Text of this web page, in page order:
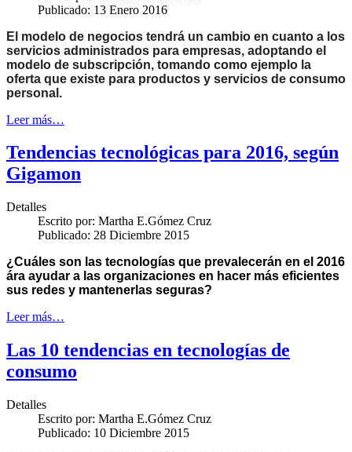
Publicado: 13 Enero 2016
El modelo de negocios tendrá un cambio en cuanto a los
servicios administrados para empresas, adoptando el
modelo de subscripción, tomando como ejemplo la
oferta que existe para productos y servicios de consumo
personal.
Leer más…
Tendencias tecnológicas para 2016, según
Gigamon
Detalles
Escrito por: Martha E.Gómez Cruz
Publicado: 28 Diciembre 2015
¿Cuáles son las tecnologías que prevalecerán en el 2016
ára ayudar a las organizaciones en hacer más eficientes
sus redes y mantenerlas seguras?
Leer más…
Las 10 tendencias en tecnologías de
consumo
Detalles
Escrito por: Martha E.Gómez Cruz
Publicado: 10 Diciembre 2015